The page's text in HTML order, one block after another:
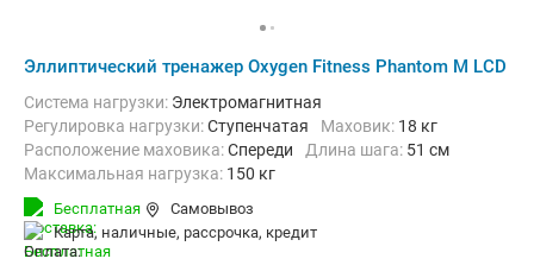
Эллиптический тренажер Oxygen Fitness Phantom M LCD
Система нагрузки: Электромагнитная
Регулировка нагрузки:Ступенчатая Маховик: 18 кг
Расположение маховика:Спереди Длина шага: 51 см
Максимальная нагрузка: 150 кг
Бесплатная
Самовывоз
карта, наличные, рассрочка, кредит